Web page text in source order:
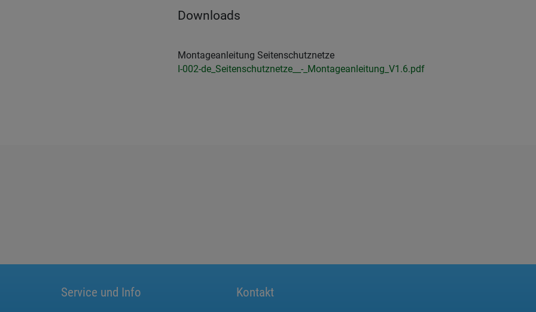
Downloads
Montageanleitung Seitenschutznetze
I-002-de_Seitenschutznetze__-_Montageanleitung_V1.6.pdf
Service und Info Kontakt